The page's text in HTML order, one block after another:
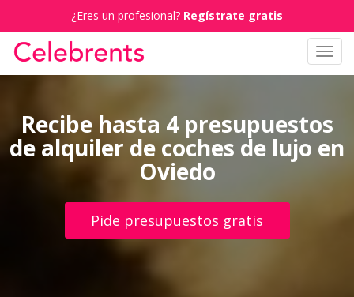
¿Eres un profesional? Regístrate gratis
Recibe hasta 4 presupuestos
de alquiler de coches de lujo en
Oviedo
Pide presupuestos gratis